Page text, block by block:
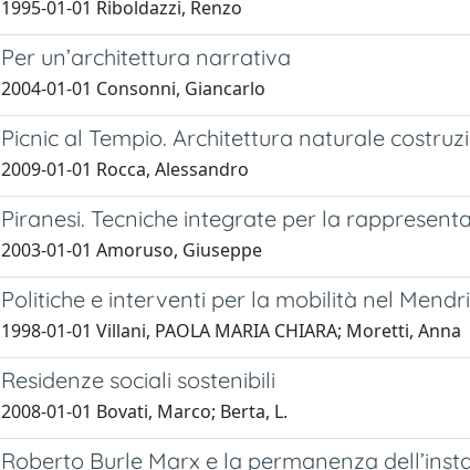
1995-01-01 Riboldazzi, Renzo
Per un’architettura narrativa
2004-01-01 Consonni, Giancarlo
Picnic al Tempio. Architettura naturale
2009-01-01 Rocca, Alessandro
Piranesi. Tecniche integrate per la
2003-01-01 Amoruso, Giuseppe
Politiche e interventi per la mobilità nel
1998-01-01 Villani, PAOLA MARIA CHIARA; Moretti, Anna
Residenze sociali sostenibili
2008-01-01 Bovati, Marco; Berta, L.
Roberto Burle Marx e la permanenza